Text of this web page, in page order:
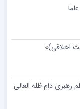
اخلاقی)»
رهبری دام ظله العالی